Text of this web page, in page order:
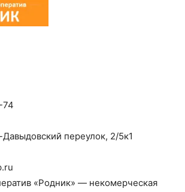
74
переулок, 2/5к1
«Родник» — некомерческая